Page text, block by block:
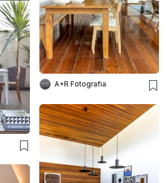
A+R Fotografia